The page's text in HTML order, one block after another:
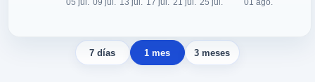
7 días 1 mes 3 meses